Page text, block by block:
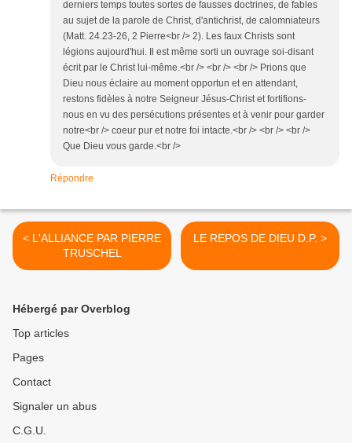
derniers temps toutes sortes de fausses doctrines, de fables
au sujet de la parole de Christ, d'antichrist, de calomniateurs
(Matt. 24.23-26, 2 Pierre<br /> 2). Les faux Christs sont
légions aujourd'hui. Il est même sorti un ouvrage soi-disant
écrit par le Christ lui-même.<br /> <br /> <br /> Prions que
Dieu nous éclaire au moment opportun et en attendant,
restons fidèles à notre Seigneur Jésus-Christ et fortifions-
nous en vu des persécutions présentes et à venir pour garder
notre<br /> coeur pur et notre foi intacte.<br /> <br /> <br />
Que Dieu vous garde.<br />
Répondre
< L'ALLIANCE PAR PIERRE
TRUSCHEL
LE REPOS DE DIEU D.P. >
Hébergé par Overblog
Top articles
Pages
Contact
Signaler un abus
C.G.U.